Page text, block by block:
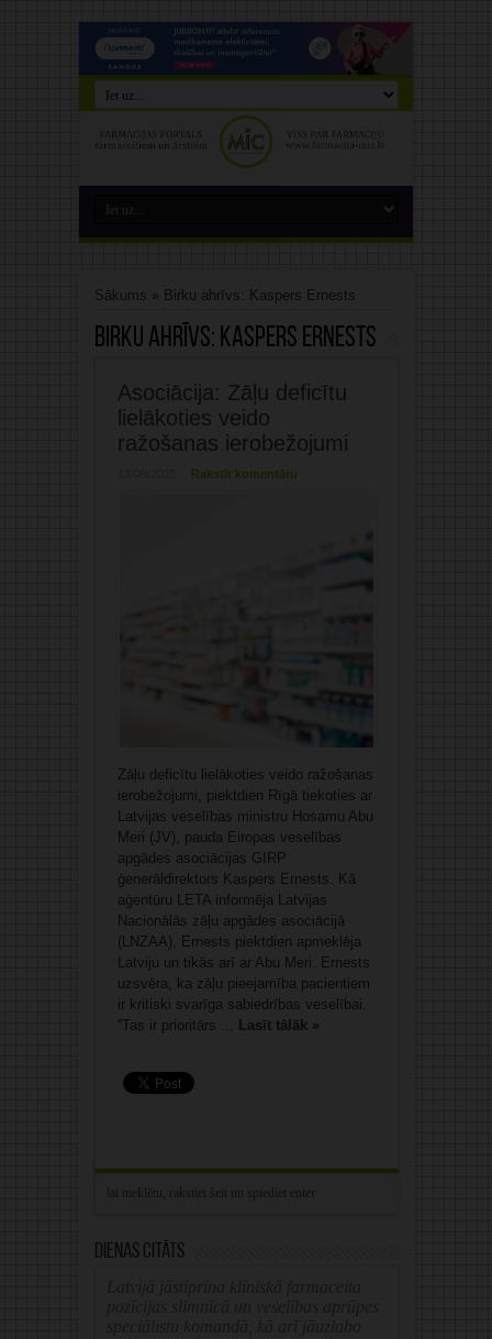
Sākums » Birku ahrīvs: Kaspers Ernests
Birku ahrīvs: Kaspers Ernests
Asociācija: Zāļu deficītu
lielākoties veido
ražošanas ierobežojumi
Rakstīt komentāru
Zāļu deficītu lielākoties veido ražošanas
ierobežojumi, piektdien Rīgā tiekoties ar
Latvijas veselības ministru Hosamu Abu
Meri (JV), pauda Eiropas veselības
apgādes asociācijas GIRP
ģenerāldirektors Kaspers Ernests. Kā
aģentūru LETA informēja Latvijas
Nacionālās zāļu apgādes asociācijā
(LNZAA), Ernests piektdien apmeklēja
Latviju un tikās arī ar Abu Meri. Ernests
uzsvēra, ka zāļu pieejamība pacientiem
ir kritiski svarīga sabiedrības veselībai.
“Tas ir prioritārs ... Lasīt tālāk »
Dienas citāts